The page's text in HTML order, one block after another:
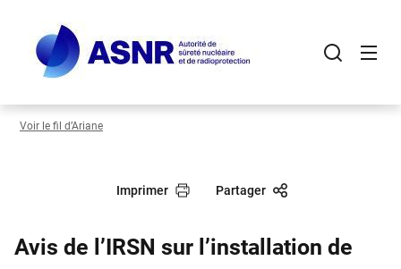
contenu
principal
Voir le fil d’Ariane
Imprimer Partager
Avis de l’IRSN sur l’installation de